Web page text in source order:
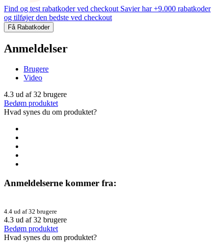
Find og test rabatkoder ved checkout Savier har +9.000 rabatkoder
og tilføjer den bedste ved checkout
Få Rabatkoder
Anmeldelser
Brugere
Video
4.3 ud af32 brugere
Bedøm produktet
Hvad synes du om produktet?
Anmeldelserne kommer fra:
4.4 ud af 32 brugere
4.3 ud af32 brugere
Bedøm produktet
Hvad synes du om produktet?